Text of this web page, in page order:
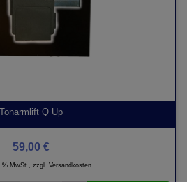
Tonarmlift Q Up
59,00 €
% MwSt., zzgl. Versandkosten